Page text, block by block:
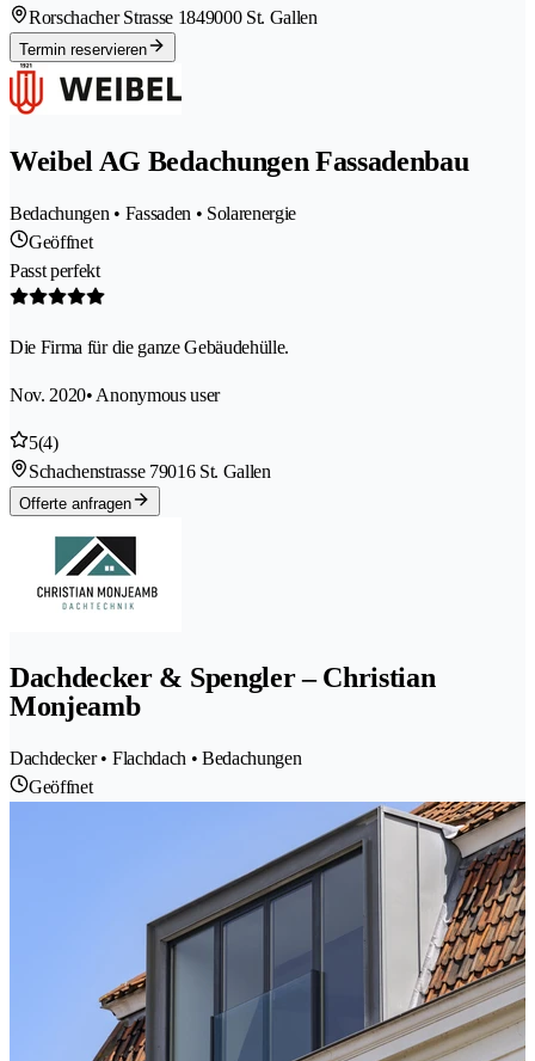
Rorschacher Strasse 1849000 St. Gallen
Termin reservieren
Weibel AG Bedachungen Fassadenbau
Bedachungen • Fassaden • Solarenergie
Geöffnet
Passt perfekt
Die Firma für die ganze Gebäudehülle.
Nov. 2020• Anonymous user
5(4)
Schachenstrasse 79016 St. Gallen
Offerte anfragen
Dachdecker & Spengler – Christian
Monjeamb
Dachdecker • Flachdach • Bedachungen
Geöffnet